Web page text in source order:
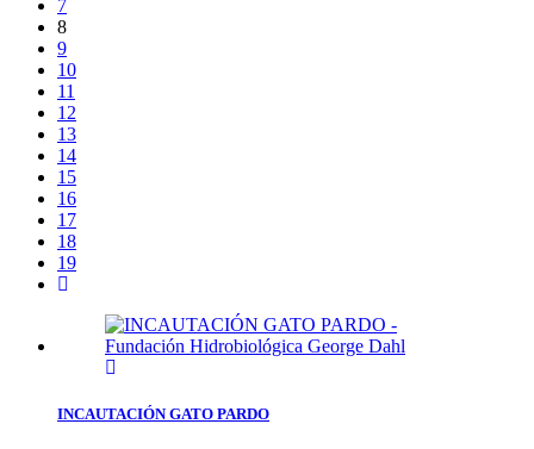
7
8
9
10
11
12
13
14
15
16
17
18
19
INCAUTACIÓN GATO PARDO